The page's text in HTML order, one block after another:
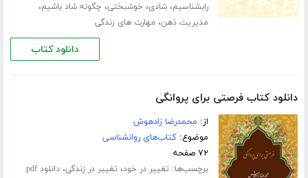
رابشناسیم،شادی، خوشبختی، چگونه شاد باشیم،
مدیریت ذهن، مهارت های زندگی
دانلود کتاب
دانلود کتاب فرصتی برای پروانگی
از: محمدرضا زادهوش
موضوع:کتاب‌های روانشناسی
۷۲ صفحه
برچسب‌ها: تغییر در خود، تغییر در زندگی،
دانلود pdf